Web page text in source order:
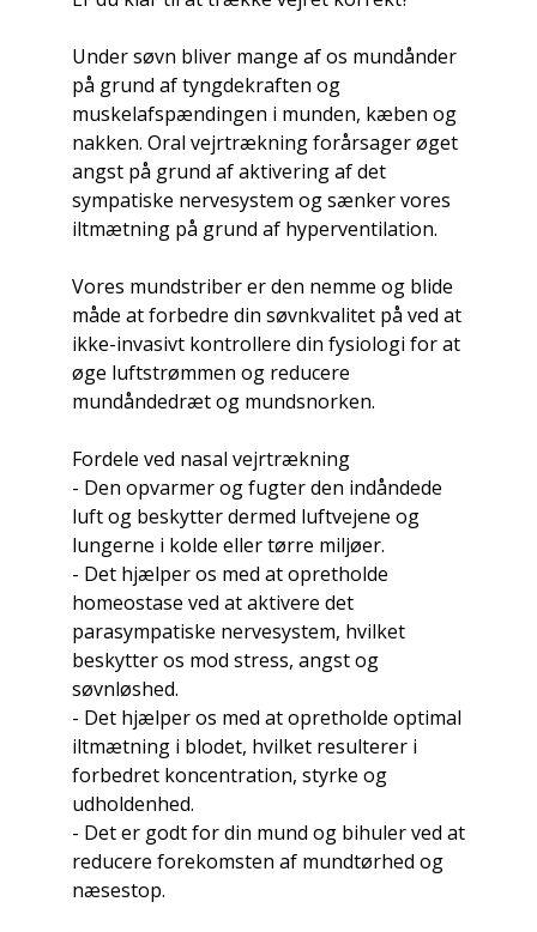
Under søvn bliver mange af os mundånder
på grund af tyngdekraften og
muskelafspændingen i munden, kæben og
nakken. Oral vejrtrækning forårsager øget
angst på grund af aktivering af det
sympatiske nervesystem og sænker vores
iltmætning på grund af hyperventilation.
Vores mundstriber er den nemme og blide
måde at forbedre din søvnkvalitet på ved at
ikke-invasivt kontrollere din fysiologi for at
øge luftstrømmen og reducere
mundåndedræt og mundsnorken.
Fordele ved nasal vejrtrækning
- Den opvarmer og fugter den indåndede
luft og beskytter dermed luftvejene og
lungerne i kolde eller tørre miljøer.
- Det hjælper os med at opretholde
homeostase ved at aktivere det
parasympatiske nervesystem, hvilket
beskytter os mod stress, angst og
søvnløshed.
- Det hjælper os med at opretholde optimal
iltmætning i blodet, hvilket resulterer i
forbedret koncentration, styrke og
udholdenhed.
- Det er godt for din mund og bihuler ved at
reducere forekomsten af mundtørhed og
næsestop.